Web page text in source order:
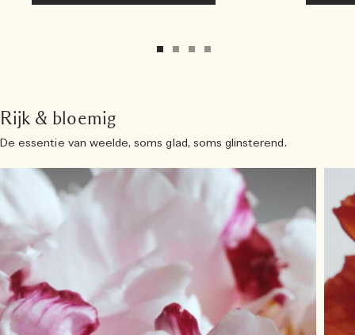
Rijk & bloemig
De essentie van weelde, soms glad, soms glinsterend.